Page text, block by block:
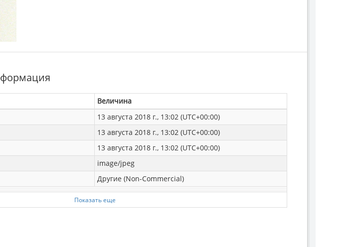
Величина
13 августа 2018 г., 13:02 (UTC+00:00)
13 августа 2018 г., 13:02 (UTC+00:00)
13 августа 2018 г., 13:02 (UTC+00:00)
image/jpeg
Другие (Non-Commercial)
Показать еще